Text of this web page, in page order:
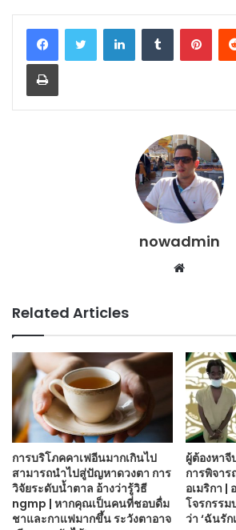
LinkedInTumblr
Print
nowadmin
Website
Related Articles
การบริโภคคาเฟอีนมากเกินไป
สามารถนำไปสู่ปัญหาดวงตา การ
วิจัยระดับน้ำตาล อ้างว่ารู้วิธี
ngmp | หากคุณเป็นคนที่ชอบดื่ม
ชาและกาแฟมากขึ้น ระวังตาอาจ
ผู้ต้องหา
การพิจา
อเมริกา |
โจรกรรม
ว่า ‘ฉันรั